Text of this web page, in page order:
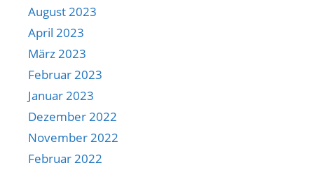
August 2023
April 2023
März 2023
Februar 2023
Januar 2023
Dezember 2022
November 2022
Februar 2022